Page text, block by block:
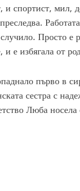
спортист, мил,
Просто е
е избягала от
първо в
сестра с
Люба